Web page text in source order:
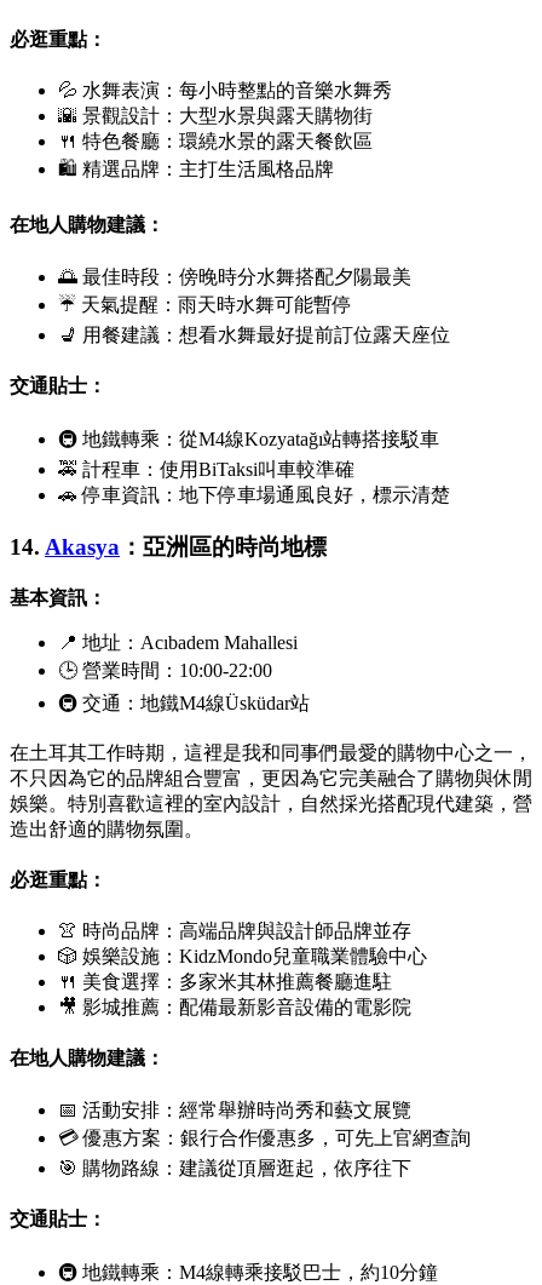
必逛重點：
💦 水舞表演：每小時整點的音樂水舞秀
🌇 景觀設計：大型水景與露天購物街
🍴 特色餐廳：環繞水景的露天餐飲區
🛍 精選品牌：主打生活風格品牌
在地人購物建議：
🌅 最佳時段：傍晚時分水舞搭配夕陽最美
☔ 天氣提醒：雨天時水舞可能暫停
💺 用餐建議：想看水舞最好提前訂位露天座位
交通貼士：
🚇 地鐵轉乘：從M4線Kozyatağı站轉搭接駁車
🚕 計程車：使用BiTaksi叫車較準確
🚗 停車資訊：地下停車場通風良好，標示清楚
14. Akasya ：亞洲區的時尚地標
基本資訊：
📍 地址： Acıbadem Mahallesi
🕒 營業時間：10:00-22:00
🚇 交通：地鐵M4線Üsküdar站
在土耳其工作時期，這裡是我和同事們最愛的購物中心之一，
不只因為它的品牌組合豐富，更因為它完美融合了購物與休閒
娛樂。特別喜歡這裡的室內設計，自然採光搭配現代建築，營
造出舒適的購物氛圍。
必逛重點：
👚 時尚品牌：高端品牌與設計師品牌並存
🎲 娛樂設施： KidzMondo兒童職業體驗中心
🍴 美食選擇：多家米其林推薦餐廳進駐
🎥 影城推薦：配備最新影音設備的電影院
在地人購物建議：
📅 活動安排：經常舉辦時尚秀和藝文展覽
💳 優惠方案：銀行合作優惠多，可先上官網查詢
🎯 購物路線：建議從頂層逛起，依序往下
交通貼士：
🚇 地鐵轉乘：M4線轉乘接駁巴士，約10分鐘